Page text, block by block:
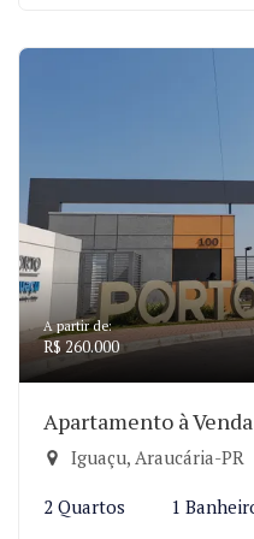
A partir de:
R$ 260.000
Apartamento à
Iguaçu, Araucária-PR
2 Quartos 1